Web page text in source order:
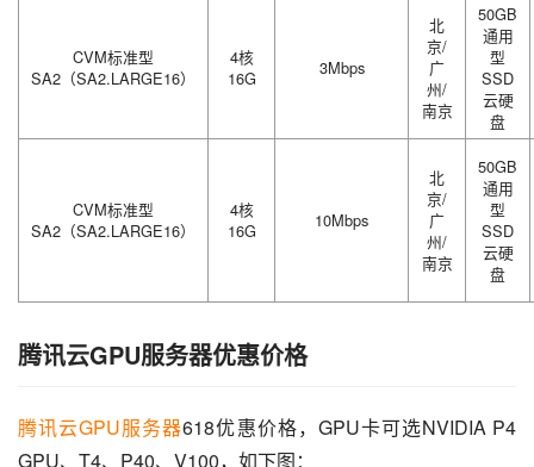
CVM标准型
SA2（SA2.LARGE16）
4核
16G
3Mbps
北
京/
广
州/
南京
50GB
通用
型
SSD
云硬
盘
CVM标准型
SA2（SA2.LARGE16）
4核
16G
10Mbps
北
京/
广
州/
南京
50GB
通用
型
SSD
云硬
盘
腾讯云GPU服务器优惠价格
腾讯云GPU服务器618优惠价格，GPU卡可选NVIDIA P4
GPU、T4、P40、V100，如下图：